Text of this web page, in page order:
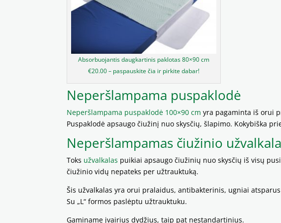
Absorbuojantis daugkartinis paklotas 80×90 cm
€20.00 – paspauskite čia ir pirkite dabar!
Neperšlampama puspaklodė
Neperšlampama puspaklodė 100×90 cm yra pagaminta iš orui
Puspaklodė apsaugo čiužinį nuo skysčių, šlapimo. Kokybiška
Neperšlampamas čiužinio
Toks užvalkalas puikiai apsaugo čiužinių nuo skysčių iš visų
čiužinio vidų nepateks per užtrauktuką.
Šis užvalkalas yra orui pralaidus, antibakterinis, ugniai
Su „L“ formos paslėptu užtrauktuku.
Gaminame įvairius dydžius, taip pat nestandartinius.